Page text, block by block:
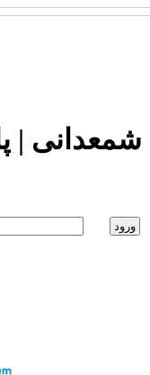
شمعدانی |